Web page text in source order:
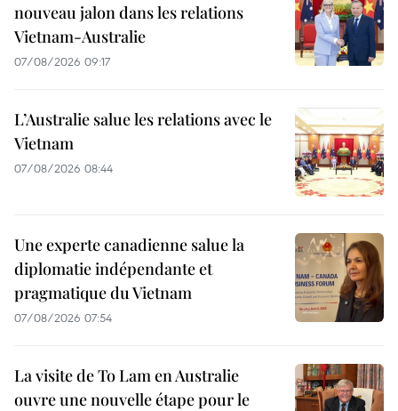
nouveau jalon dans les relations
Vietnam-Australie
07/08/2026 09:17
L’Australie salue les relations avec le
Vietnam
07/08/2026 08:44
Une experte canadienne salue la
diplomatie indépendante et
pragmatique du Vietnam
07/08/2026 07:54
La visite de To Lam en Australie
ouvre une nouvelle étape pour le